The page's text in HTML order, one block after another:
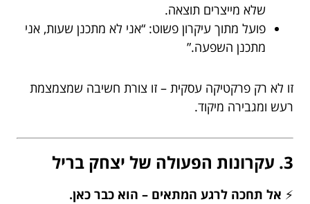
שלא מייצרים תוצאה.
פועל מתוך עיקרון פשוט: “אני לא מתכנן שעות, אני
מתכנן השפעה.”
זו לא רק פרקטיקה עסקית – זו צורת חשיבה שמצמצמת
רעש ומגבירה מיקוד.
3. עקרונות הפעולה של יצחק בריל
⚡ אל תחכה לרגע המתאים – הוא כבר כאן.